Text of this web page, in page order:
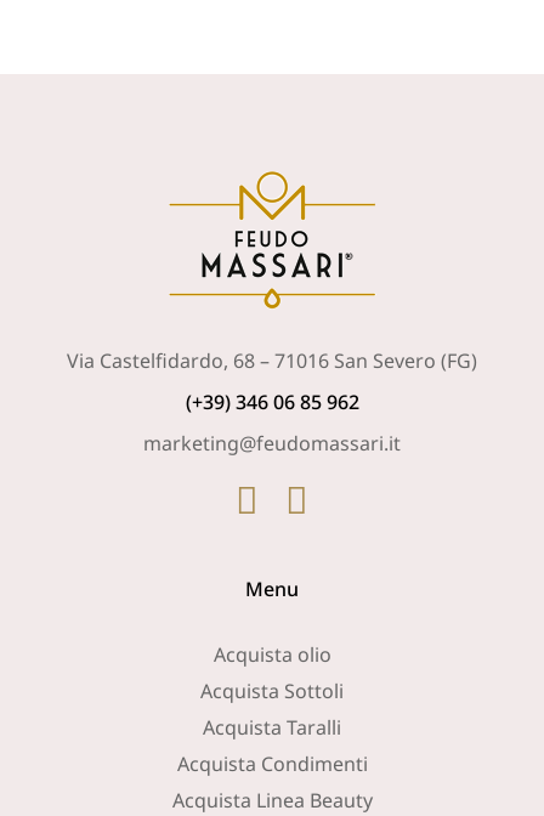
Via Castelfidardo, 68 – 71016 San Severo (FG)
(+39) 346 06 85 962
marketing@feudomassari.it
Menu
Acquista olio
Acquista Sottoli
Acquista Taralli
Acquista Condimenti
Acquista Linea Beauty